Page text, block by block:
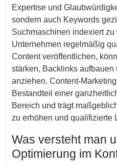
Expertise und
sondern auch Keywords
Suchmaschinen indexiert zu
Unternehmen regelmäßig
Content veröffentlichen,
stärken, Backlinks
anziehen. Content-
Bestandteil einer
Bereich und trägt
zu erhöhen und qualifizierte
Was versteht man
Optimierung im